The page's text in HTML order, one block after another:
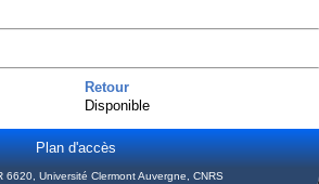
Retour
Disponible
Plan d'accès
6620, Université Clermont Auvergne, CNRS